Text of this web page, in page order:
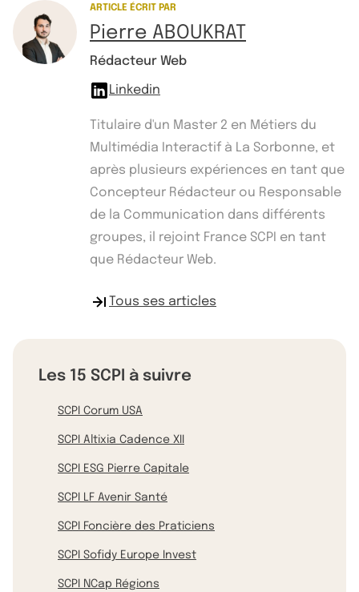
ARTICLE ÉCRIT PAR
Pierre ABOUKRAT
Rédacteur Web
Linkedin
Titulaire d'un Master 2 en Métiers du
Multimédia Interactif à La Sorbonne, et
après plusieurs expériences en tant que
Concepteur Rédacteur ou Responsable
de la Communication dans différents
groupes, il rejoint France SCPI en tant
que Rédacteur Web.
Tous ses articles
Les 15 SCPI à suivre
SCPI Corum USA
SCPI Altixia Cadence XII
SCPI ESG Pierre Capitale
SCPI LF Avenir Santé
SCPI Foncière des Praticiens
SCPI Sofidy Europe Invest
SCPI NCap Régions